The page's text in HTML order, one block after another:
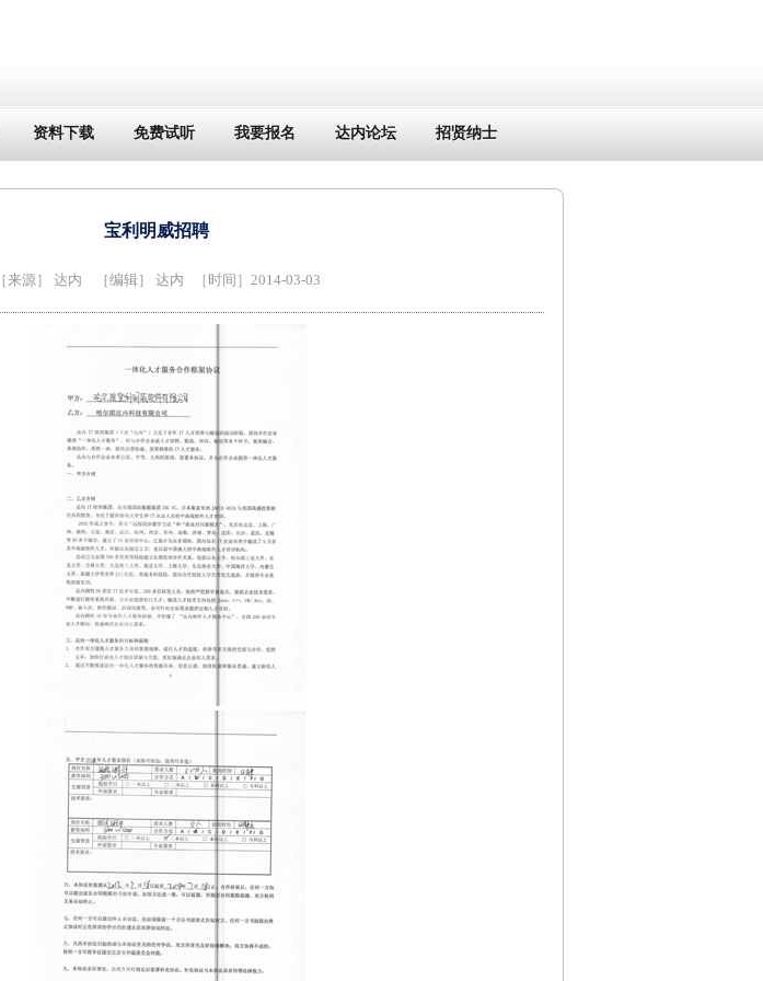
资料下载 免费试听 我要报名 达内论坛 招贤纳士
宝利明威招聘
［来源］ 达内 ［编辑］ 达内 ［时间］2014-03-03